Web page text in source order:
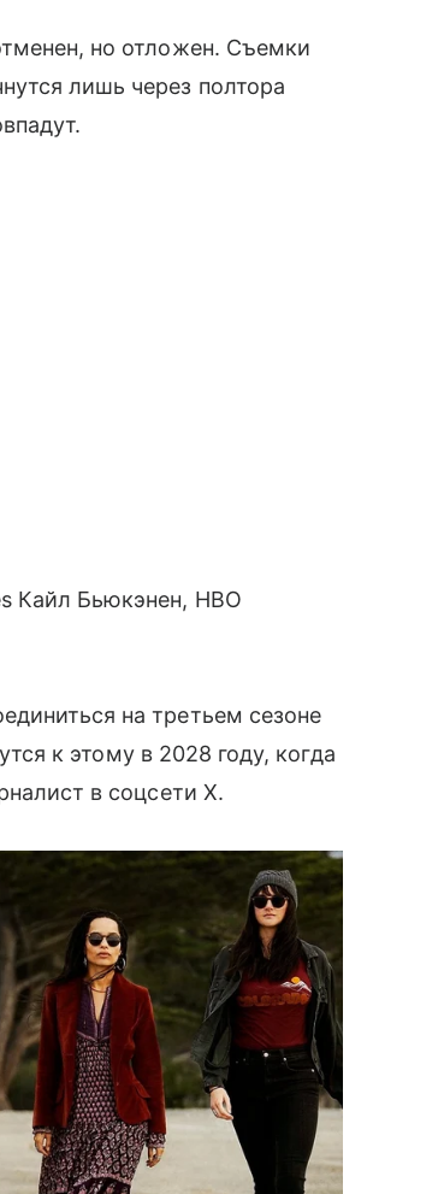
но отложен. Съемки
лишь через полтора
Кайл Бьюкэнен, HBO
на третьем сезоне
к этому в 2028 году, когда
в соцсети X.